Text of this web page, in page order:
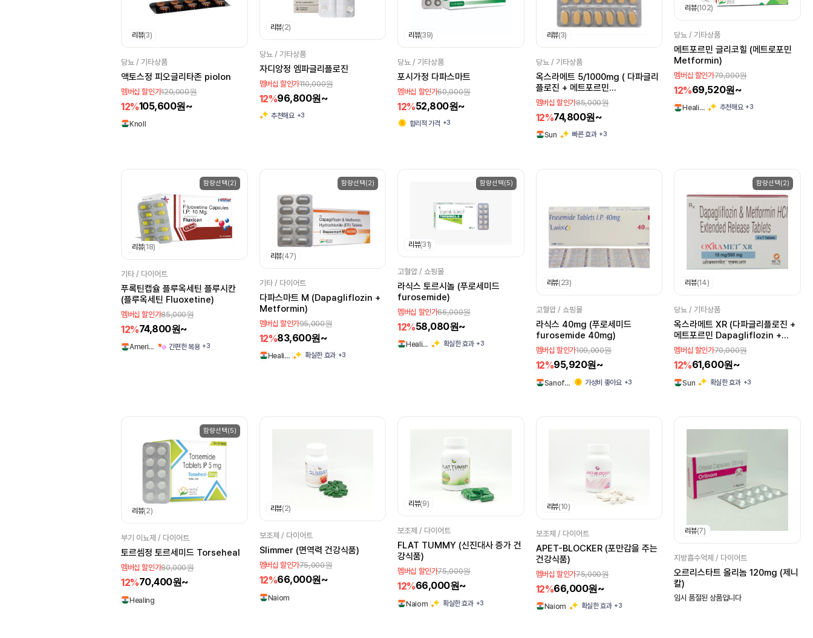
리뷰(3)
당뇨 / 기타상품
액토스정 피오글리타존 piolon
멤버십 할인가120,000원
12%105,600원~
Knoll
리뷰(2)
당뇨 / 기타상품
자디앙정 엠파글리플로진
멤버십 할인가110,000원
12%96,800원~
추천해요 +3
리뷰(39)
당뇨 / 기타상품
포시가정 다파스마트
멤버십 할인가60,000원
12%52,800원~
합리적 가격 +3
리뷰(3)
당뇨 / 기타상품
옥스라메트 5/1000mg ( 다파글리
플로진 + 메트포르민
Dapagliflozin 5mg +
Metformin 1000mg )
멤버십 할인가85,000원
12%74,800원~
Sun 빠른 효과 +3
리뷰(102)
당뇨 / 기타상품
메트포르민 글리코힐 (메트로포민
Metformin)
멤버십 할인가79,000원
12%69,520원~
Heali… 추천해요 +3
함량선택(2)
리뷰(18)
기타 / 다이어트
푸록틴캡슐 플루옥세틴 플루시칸
(플루옥세틴 Fluoxetine)
멤버십 할인가85,000원
12%74,800원~
Ameri… 간편한 복용 +3
함량선택(2)
리뷰(47)
기타 / 다이어트
다파스마트 M (Dapagliflozin +
Metformin)
멤버십 할인가95,000원
12%83,600원~
Heali… 확실한 효과 +3
함량선택(5)
리뷰(31)
고혈압 / 쇼핑몰
라식스 토르시놀 (푸로세미드
furosemide)
멤버십 할인가66,000원
12%58,080원~
Heali… 확실한 효과 +3
리뷰(23)
고혈압 / 쇼핑몰
라식스 40mg (푸로세미드
furosemide 40mg)
멤버십 할인가109,000원
12%95,920원~
Sanof… 가성비 좋아요 +3
함량선택(2)
리뷰(14)
당뇨 / 기타상품
옥스라메트 XR (다파글리플로진 +
메트포르민 Dapagliflozin +
Metformin)
멤버십 할인가70,000원
12%61,600원~
Sun 확실한 효과 +3
함량선택(5)
리뷰(2)
부기 이뇨제 / 다이어트
토르셈정 토르세미드 Torseheal
멤버십 할인가80,000원
12%70,400원~
Healing
리뷰(2)
보조제 / 다이어트
Slimmer (면역력 건강식품)
멤버십 할인가75,000원
12%66,000원~
Naiom
리뷰(9)
보조제 / 다이어트
FLAT TUMMY (신진대사 증가 건
강식품)
멤버십 할인가75,000원
12%66,000원~
Naiom 확실한 효과 +3
리뷰(10)
보조제 / 다이어트
APET-BLOCKER (포만감을 주는
건강식품)
멤버십 할인가75,000원
12%66,000원~
Naiom 확실한 효과 +3
리뷰(7)
지방흡수억제 / 다이어트
오르리스타트 올리놈 120mg (제니
칼)
임시 품절된 상품입니다